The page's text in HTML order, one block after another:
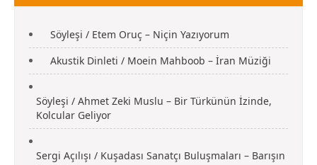
Söyleşi / Etem Oruç – Niçin Yazıyorum
Akustik Dinleti / Moein Mahboob – İran Müziği
Söyleşi / Ahmet Zeki Muslu – Bir Türkünün İzinde,
Kolcular Geliyor
Sergi Açılışı / Kuşadası Sanatçı Buluşmaları – Barışın